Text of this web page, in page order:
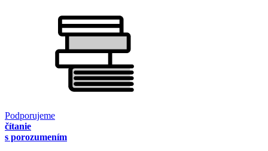
Podporujeme
čítanie
s porozumením